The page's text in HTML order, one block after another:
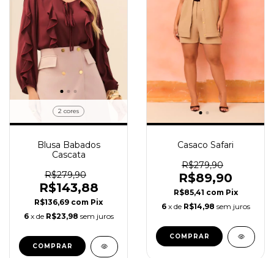
2 cores
Blusa Babados
Cascata
R$279,90
R$143,88
R$136,69 com Pix
6 x de R$23,98 sem juros
COMPRAR
Casaco Safari
R$279,90
R$89,90
R$85,41 com Pix
6 x de R$14,98 sem juros
COMPRAR